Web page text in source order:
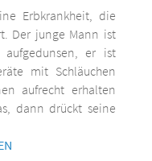
Erbkrankheit, die
Der junge Mann ist
er ist
mit Schläuchen
aufrecht erhalten
dann drückt seine